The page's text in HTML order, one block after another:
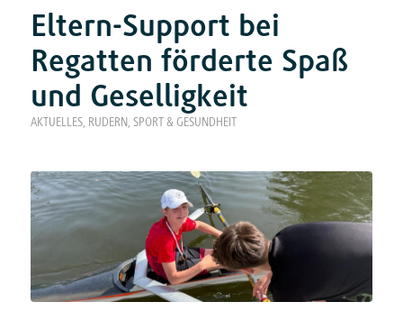
Eltern-Support bei
Regatten förderte Spaß
und Geselligkeit
AKTUELLES, RUDERN, SPORT & GESUNDHEIT